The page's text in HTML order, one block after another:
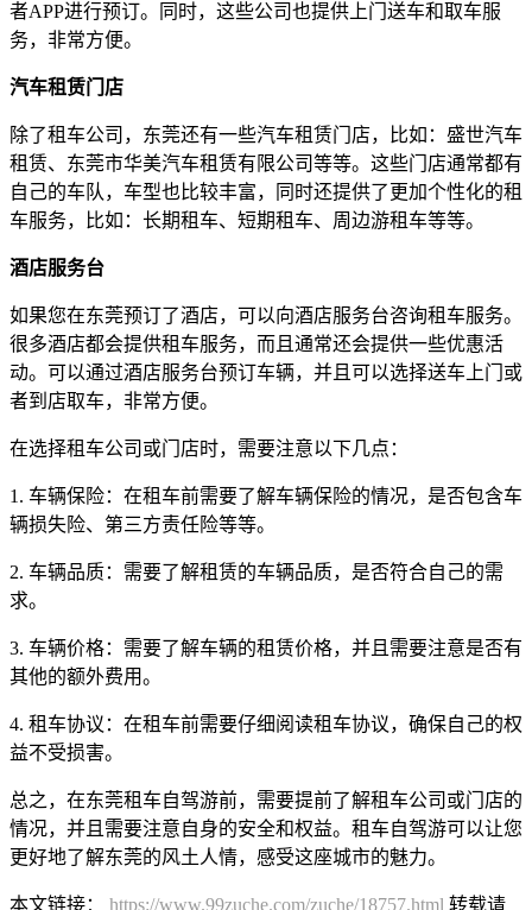
者APP进行预订。同时，这些公司也提供上门送车和取车服
务，非常方便。
汽车租赁门店
除了租车公司，东莞还有一些汽车租赁门店，比如：盛世汽车
租赁、东莞市华美汽车租赁有限公司等等。这些门店通常都有
自己的车队，车型也比较丰富，同时还提供了更加个性化的租
车服务，比如：长期租车、短期租车、周边游租车等等。
酒店服务台
如果您在东莞预订了酒店，可以向酒店服务台咨询租车服务。
很多酒店都会提供租车服务，而且通常还会提供一些优惠活
动。可以通过酒店服务台预订车辆，并且可以选择送车上门或
者到店取车，非常方便。
在选择租车公司或门店时，需要注意以下几点：
1. 车辆保险：在租车前需要了解车辆保险的情况，是否包含车
辆损失险、第三方责任险等等。
2. 车辆品质：需要了解租赁的车辆品质，是否符合自己的需
求。
3. 车辆价格：需要了解车辆的租赁价格，并且需要注意是否有
其他的额外费用。
4. 租车协议：在租车前需要仔细阅读租车协议，确保自己的权
益不受损害。
总之，在东莞租车自驾游前，需要提前了解租车公司或门店的
情况，并且需要注意自身的安全和权益。租车自驾游可以让您
更好地了解东莞的风土人情，感受这座城市的魅力。
本文链接： https://www.99zuche.com/zuche/18757.html 转载请